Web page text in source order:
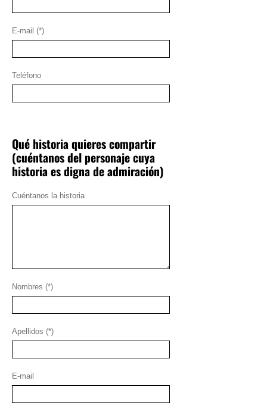
E-mail (*)
Teléfono
Qué historia quieres compartir
(cuéntanos del personaje cuya
historia es digna de admiración)
Cuéntanos la historia
Nombres (*)
Apellidos (*)
E-mail